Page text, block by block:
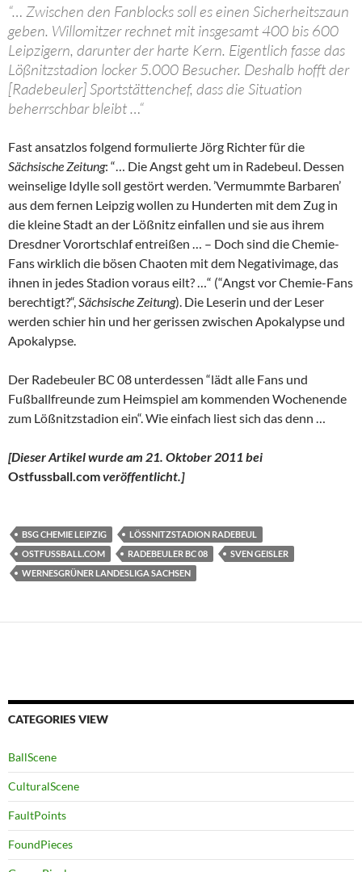
“… Zwischen den Fanblocks soll es einen Sicherheitszaun
geben. Willomitzer rechnet mit insgesamt 400 bis 600
Leipzigern, darunter der harte Kern. Eigentlich fasse das
Lößnitzstadion locker 5.000 Besucher. Deshalb hofft der
[Radebeuler] Sportstättenchef, dass die Situation
beherrschbar bleibt …“
Fast ansatzlos folgend formulierte Jörg Richter für die
Sächsische Zeitung: “… Die Angst geht um in Radebeul. Dessen
weinselige Idylle soll gestört werden. ’Vermummte Barbaren’
aus dem fernen Leipzig wollen zu Hunderten mit dem Zug in
die kleine Stadt an der Lößnitz einfallen und sie aus ihrem
Dresdner Vorortschlaf entreißen … – Doch sind die Chemie-
Fans wirklich die bösen Chaoten mit dem Negativimage, das
ihnen in jedes Stadion voraus eilt? …“ (“Angst vor Chemie-Fans
berechtigt?“,Sächsische Zeitung). Die Leserin und der Leser
werden schier hin und her gerissen zwischen Apokalypse und
Apokalypse.
Der Radebeuler BC 08 unterdessen “lädt alle Fans und
Fußballfreunde zum Heimspiel am kommenden Wochenende
zum Lößnitzstadion ein“. Wie einfach liest sich das denn …
[Dieser Artikel wurde am 21. Oktober 2011 bei
Ostfussball.comveröffentlicht.]
BSG CHEMIE LEIPZIG
LÖSSNITZSTADION RADEBEUL
OSTFUSSBALL.COM
RADEBEULER BC 08
SVEN GEISLER
WERNESGRÜNER LANDESLIGA SACHSEN
CATEGORIES VIEW
BallScene
CulturalScene
FaultPoints
FoundPieces